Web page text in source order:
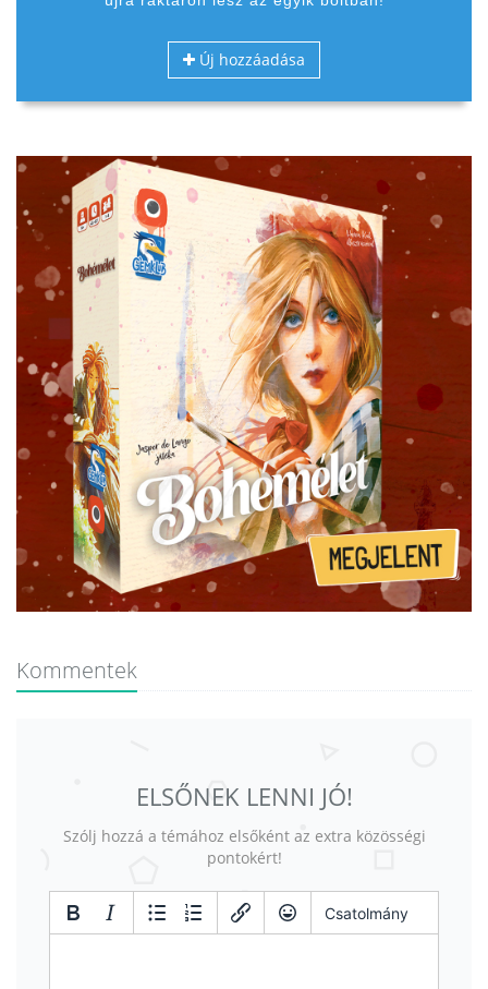
Új hozzáadása
Kommentek
ELSŐNEK LENNI JÓ!
Szólj hozzá a témához elsőként az extra közösségi
pontokért!
Csatolmány